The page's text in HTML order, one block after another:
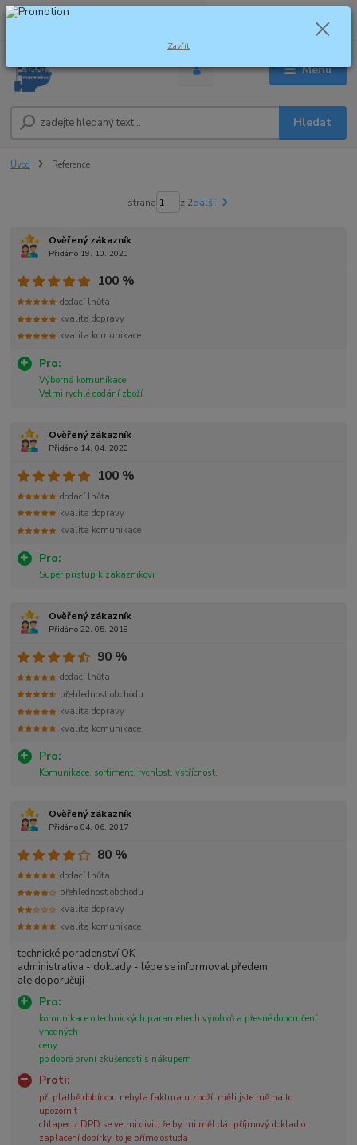
Menu
Hledat
0,00 Kč
Úvod Reference
strana z 2další
Ověřený zákazník
Přidáno 19. 10. 2020
Pro:
Výborná komunikace
Velmi rychlé dodání zboží
100 %
dodací lhůta
kvalita dopravy
kvalita komunikace
Ověřený zákazník
Přidáno 14. 04. 2020
Pro:
Super pristup k zakaznikovi
100 %
dodací lhůta
kvalita dopravy
kvalita komunikace
Ověřený zákazník
Přidáno 22. 05. 2018
Pro:
Komunikace, sortiment, rychlost, vstřícnost.
90 %
dodací lhůta
přehlednost obchodu
kvalita dopravy
kvalita komunikace
Ověřený zákazník
Přidáno 04. 06. 2017
technické poradenství OK
administrativa - doklady - lépe se informovat předem
ale doporučuji
Pro:
komunikace o technických parametrech výrobků a přesné doporučení
vhodných
ceny
po dobré první zkušenosti s nákupem
Proti:
při platbě dobírkou nebyla faktura u zboží, měli jste mě na to
upozornit
chlapec z DPD se velmi divil, že by mi měl dát příjmový doklad o
zaplacení dobírky, to je přímo ostuda
80 %
dodací lhůta
přehlednost obchodu
kvalita dopravy
kvalita komunikace
Zavřít